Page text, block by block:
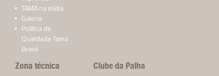
TAMA na mídia
Galeria
Política de
Qualidade Tama
Brasil
Zona técnica
Clube da Palha